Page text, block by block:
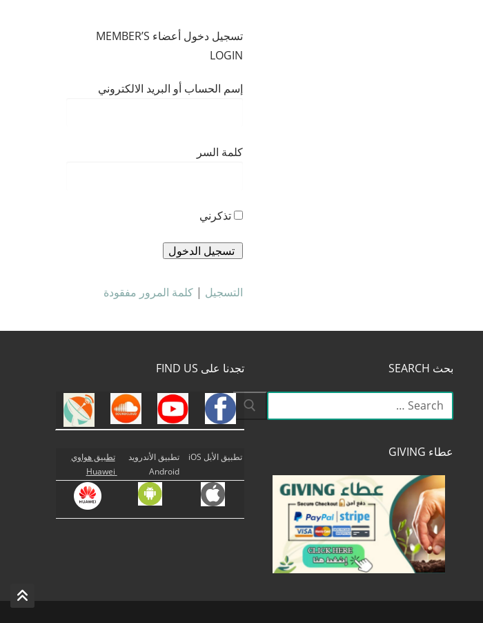
تسجيل دخول أعضاء MEMBER’S
LOGIN
إسم الحساب أو البريد الالكتروني
كلمة السر
تذكرني
التسجيل | كلمة المرور مفقودة
بحث SEARCH
البحث
عن:
عطاء GIVING
تجدنا على FIND US
تطبيق الأبل iOS
تطبيق الأندرويد
Android
تطبيق هواوي